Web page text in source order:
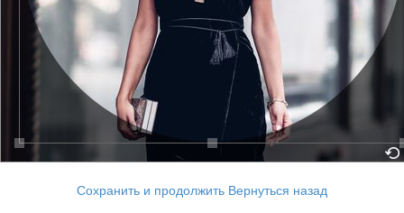
Сохранить и продолжить Вернуться назад